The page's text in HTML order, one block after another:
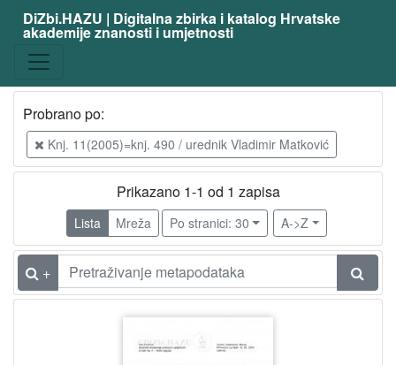
DiZbi.HAZU | Digitalna zbirka i katalog Hrvatske
akademije znanosti i umjetnosti
Probrano po:
Knj. 11(2005)=knj. 490 / urednik Vladimir Matković
Prikazano 1-1 od 1 zapisa
Lista Mreža Po stranici: 30 A->Z
+